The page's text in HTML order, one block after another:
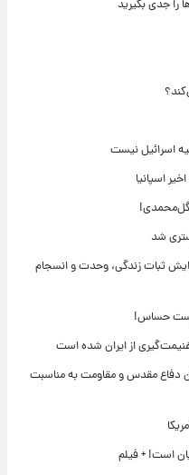
را جدی بگیرید
اسرائیل نیست
اسپانیا
گل‌محمدی!
شد
ثبات زندگی، وحدت و انسجام
پست حساس!
از ایران شده است
دفاع مقدس و مقاومت به مناسبت
است! + فیلم